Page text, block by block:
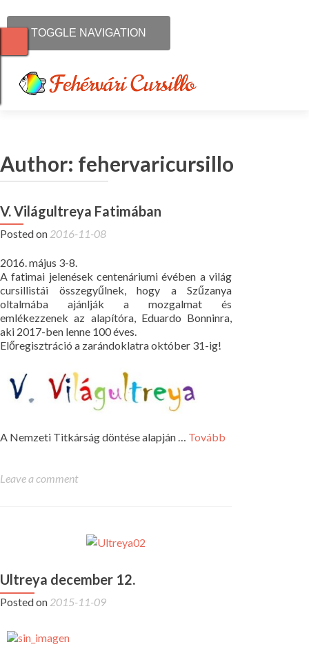
TOGGLE NAVIGATION
Kiket vár a Cursillo?
További Cursillo oldalak
Hírek
Kapcsolat
Author: fehervaricursillo
V. Világultreya Fatimában
Posted on 2016-11-08
2016. május 3-8.
A fatimai jelenések centenáriumi évében a világ
cursillistái összegyűlnek, hogy a Szűzanya
oltalmába ajánlják a mozgalmat és
emlékezzenek az alapítóra, Eduardo Bonninra,
aki 2017-ben lenne 100 éves.
Előregisztráció a zarándoklatra október 31-ig!
A Nemzeti Titkárság döntése alapján … Tovább
Leave a comment
Ultreya december 12.
Posted on 2015-11-09